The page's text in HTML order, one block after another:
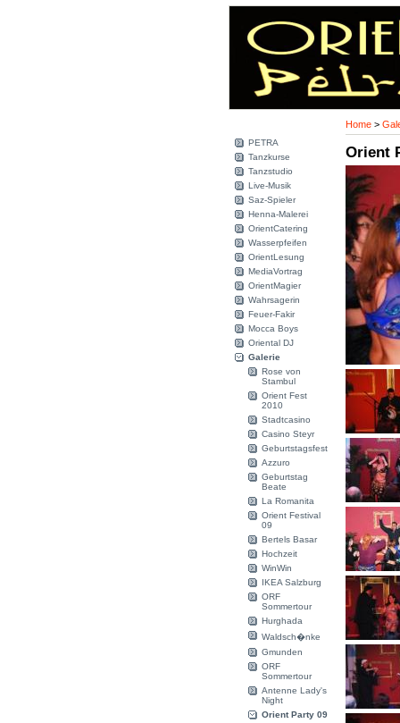
PETRA
Tanzkurse
Tanzstudio
Live-Musik
Saz-Spieler
Henna-Malerei
OrientCatering
Wasserpfeifen
OrientLesung
MediaVortrag
OrientMagier
Wahrsagerin
Feuer-Fakir
Mocca Boys
Oriental DJ
Galerie
Rose von
Stambul
Orient Fest
2010
Stadtcasino
Casino Steyr
Geburtstagsfest
Azzuro
Geburtstag
Beate
La Romanita
Orient Festival
09
Bertels Basar
Hochzeit
WinWin
IKEA Salzburg
ORF
Sommertour
Hurghada
Waldsch�nke
Gmunden
ORF
Sommertour
Antenne Lady's
Night
Orient Party 09
Home >
Orient